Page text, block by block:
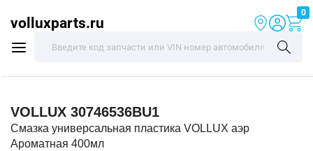
volluxparts.ru
0
VOLLUX 30746536BU1
Смазка универсальная пластика VOLLUX аэр
Ароматная 400мл